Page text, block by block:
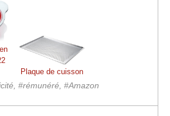
Plaque de cuisson
#rémunéré, #Amazon